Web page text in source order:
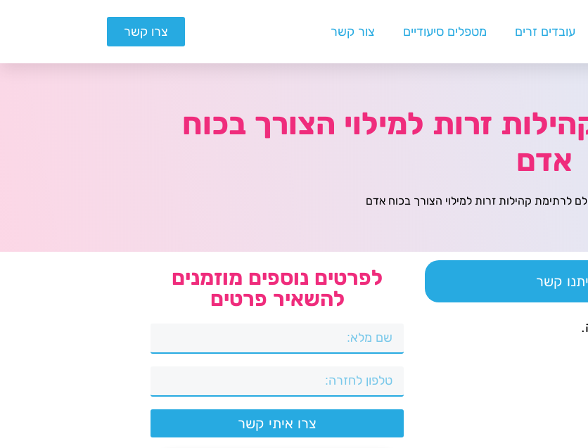
עובדים זרים מטפלים סיעודיים צור קשר צרו קשר
זרות למילוי הצורך בכוח
אדם
לרתימת קהילות זרות למילוי הצורך בכוח אדם
קשר
לפרטים נוספים מוזמנים
להשאיר פרטים
צרו איתי קשר